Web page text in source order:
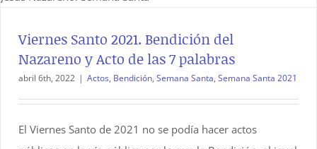
Viernes Santo 2021. Bendición del
Nazareno y Acto de las 7 palabras
abril 6th, 2022 | Actos, Bendición, Semana Santa, Semana Santa 2021
El Viernes Santo de 2021 no se podía hacer actos